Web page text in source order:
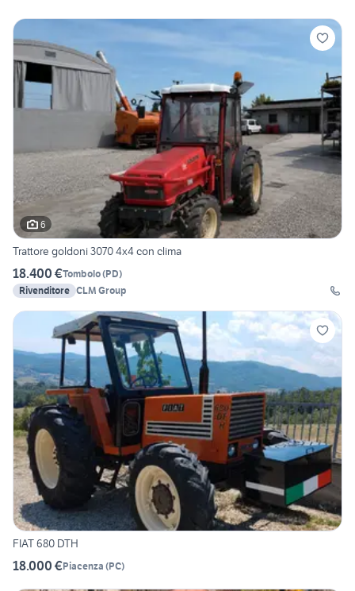
6
Trattore goldoni 3070 4x4 con clima
18.400 €Tombolo(PD)
Rivenditore CLM Group
FIAT 680 DTH
18.000 €Piacenza (PC)